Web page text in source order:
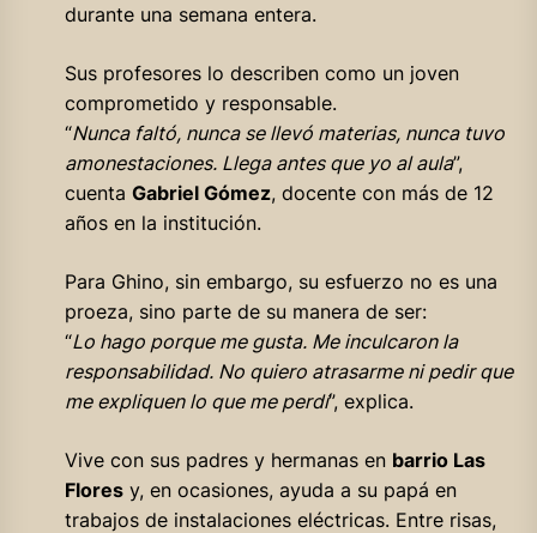
durante una semana entera.
Sus profesores lo describen como un joven
comprometido y responsable.
“Nunca faltó, nunca se llevó materias, nunca tuvo
amonestaciones. Llega antes que yo al aula”,
cuenta Gabriel Gómez, docente con más de 12
años en la institución.
Para Ghino, sin embargo, su esfuerzo no es una
proeza, sino parte de su manera de ser:
“Lo hago porque me gusta. Me inculcaron la
responsabilidad. No quiero atrasarme ni pedir que
me expliquen lo que me perdí”, explica.
Vive con sus padres y hermanas en barrio Las
Floresy, en ocasiones, ayuda a su papá en
trabajos de instalaciones eléctricas. Entre risas,